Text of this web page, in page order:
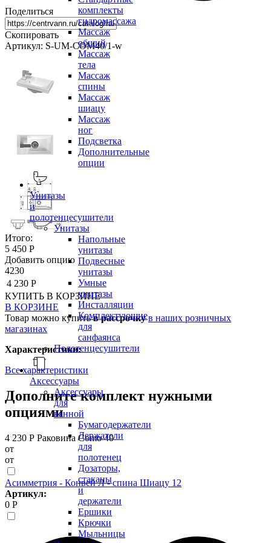
комплекты
гидромассажа
Массаж
общий
Массаж
тела
Массаж
спины
Массаж
шиацу
Массаж
ног
Подсветка
Дополнительные
опции
Унитазы
и
полотенцесушители
Унитазы
Напольные
унитазы
Подвесные
унитазы
Умные
унитазы
Инсталляции
Комплектующие
для
санфаянса
Полотенцесушители
Аксессуары
Аксессуары
для
ванной
Бумагодержатели
Держатели
для
полотенец
Дозаторы,
стаканы
и
держатели
Ершики
Крючки
Мыльницы
Поделиться
Скопировать
Артикул: S-UM-COM40/1-w
Итого:
5 450 Р
Добавить опцию
4230
4 230 Р
КУПИТЬ В КОРЗИНЕ
В КОРЗИНЕ
Товар можно купитьв рассрочку в наших розничных
магазинах
Характеристики:
Все характеристики
Дополните комплект нужными
опциями
4 230 Р Раковина Como 40
от
от
Асимметрия - Конвей Л - спина Шиацу 12
Артикул:
0 Р